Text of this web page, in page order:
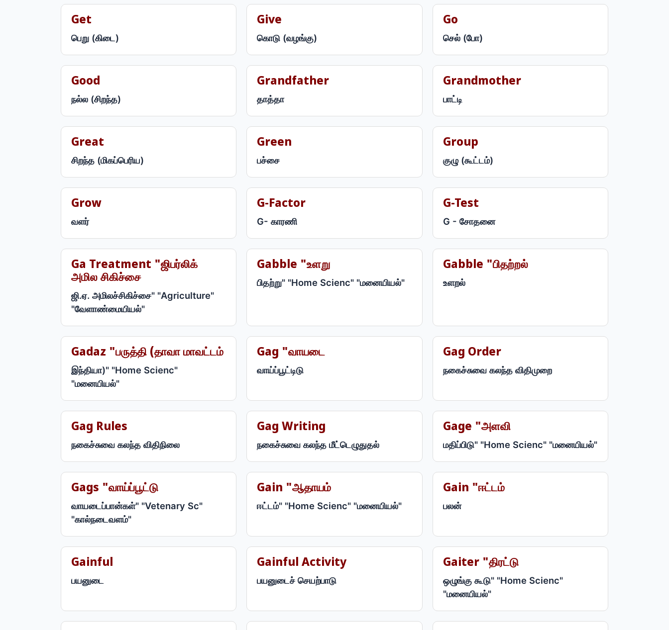
Get
பெறு (கிடை)
Give
கொடு (வழங்கு)
Go
செல் (போ)
Good
நல்ல (சிறந்த)
Grandfather
தாத்தா
Grandmother
பாட்டி
Great
சிறந்த (மிகப்பெரிய)
Green
பச்சை
Group
குழு (கூட்டம்)
Grow
வளர்
G-Factor
G- காரணி
G-Test
G - சோதனை
Ga Treatment "ஜிபர்லிக்
அமில சிகிச்சை
ஜி.ஏ. அமிலச்சிகிச்சை" "Agriculture"
"வேளாண்மையியல்"
Gabble "உளறு
பிதற்று" "Home Scienc" "மனையியல்"
Gabble "பிதற்றல்
உளறல்
Gadaz "பருத்தி (தாவா மாவட்டம்
இந்தியா)" "Home Scienc"
"மனையியல்"
Gag "வாயடை
வாய்ப்பூட்டிடு
Gag Order
நகைச்சுவை கலந்த விதிமுறை
Gag Rules
நகைச்சுவை கலந்த விதிநிலை
Gag Writing
நகைச்சுவை கலந்த மீட்டெழுதுதல்
Gage "அளவி
மதிப்பிடு" "Home Scienc" "மனையியல்"
Gags "வாய்ப்பூட்டு
வாயடைப்பான்கள்" "Vetenary Sc"
"கால்நடைவளம்"
Gain "ஆதாயம்
ஈட்டம்" "Home Scienc" "மனையியல்"
Gain "ஈட்டம்
பலன்
Gainful
பயனுடை
Gainful Activity
பயனுடைச் செயற்பாடு
Gaiter "திரட்டு
ஒழுங்கு கூடு" "Home Scienc"
"மனையியல்"